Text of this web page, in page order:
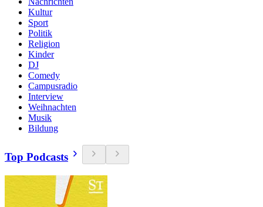
Kultur
Sport
Politik
Religion
Kinder
DJ
Comedy
Campusradio
Interview
Weihnachten
Musik
Bildung
Top Podcasts